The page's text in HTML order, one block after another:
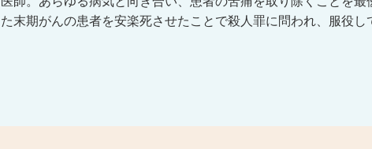
た末期がんの患者を安楽死させたことで殺人罪に問われ、服役し